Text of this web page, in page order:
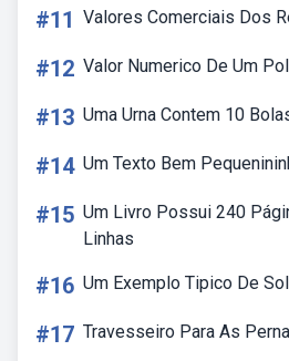
#11 Valores Comerciais Dos
#12 Valor Numerico De Um
#13 Uma Urna Contem 10
#14 Um Texto Bem
#15 Um Livro Possui 240
Linhas
#16 Um Exemplo Tipico De
#17 Travesseiro Para As